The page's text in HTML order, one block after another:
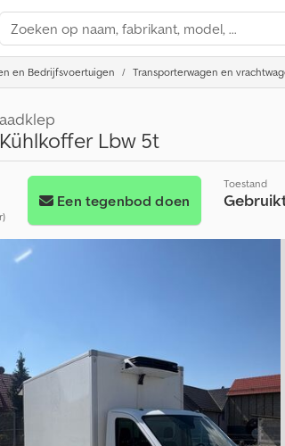
en Bedrijfsvoertuigen Transporterwagen en
Lbw 5t
Een tegenbod doen
Toestand